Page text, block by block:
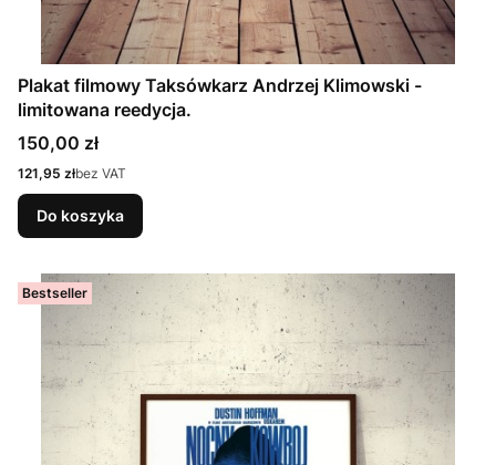
Plakat filmowy Taksówkarz Andrzej Klimowski -
limitowana reedycja.
Cena
150,00 zł
Cena
121,95 złbez VAT
Do koszyka
Bestseller